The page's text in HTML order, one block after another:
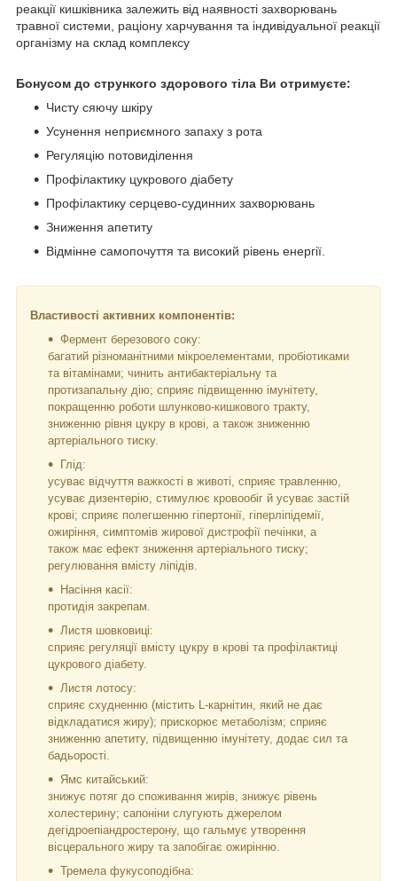
реакції кишківника залежить від наявності захворювань
травної системи, раціону харчування та індивідуальної реакції
організму на склад комплексу
Бонусом до стрункого здорового тіла Ви отримуєте:
Чисту сяючу шкіру
Усунення неприємного запаху з рота
Регуляцію потовиділення
Профілактику цукрового діабету
Профілактику серцево-судинних захворювань
Зниження апетиту
Відмінне самопочуття та високий рівень енергії.
Властивості активних компонентів:
Фермент березового соку:
багатий різноманітними мікроелементами, пробіотиками
та вітамінами; чинить антибактеріальну та
протизапальну дію; сприяє підвищенню імунітету,
покращенню роботи шлунково-кишкового тракту,
зниженню рівня цукру в крові, а також зниженню
артеріального тиску.
Глід:
усуває відчуття важкості в животі, сприяє травленню,
усуває дизентерію, стимулює кровообіг й усуває застій
крові; сприяє полегшенню гіпертонії, гіперліпідемії,
ожиріння, симптомів жирової дистрофії печінки, а
також має ефект зниження артеріального тиску;
регулювання вмісту ліпідів.
Насіння касії:
протидія закрепам.
Листя шовковиці:
сприяє регуляції вмісту цукру в крові та профілактиці
цукрового діабету.
Листя лотосу:
сприяє схудненню (містить L-карнітин, який не дає
відкладатися жиру); прискорює метаболізм; сприяє
зниженню апетиту, підвищенню імунітету, додає сил та
бадьорості.
Ямс китайський:
знижує потяг до споживання жирів, знижує рівень
холестерину; сапоніни слугують джерелом
дегідроепіандростерону, що гальмує утворення
вісцерального жиру та запобігає ожирінню.
Тремела фукусоподібна: